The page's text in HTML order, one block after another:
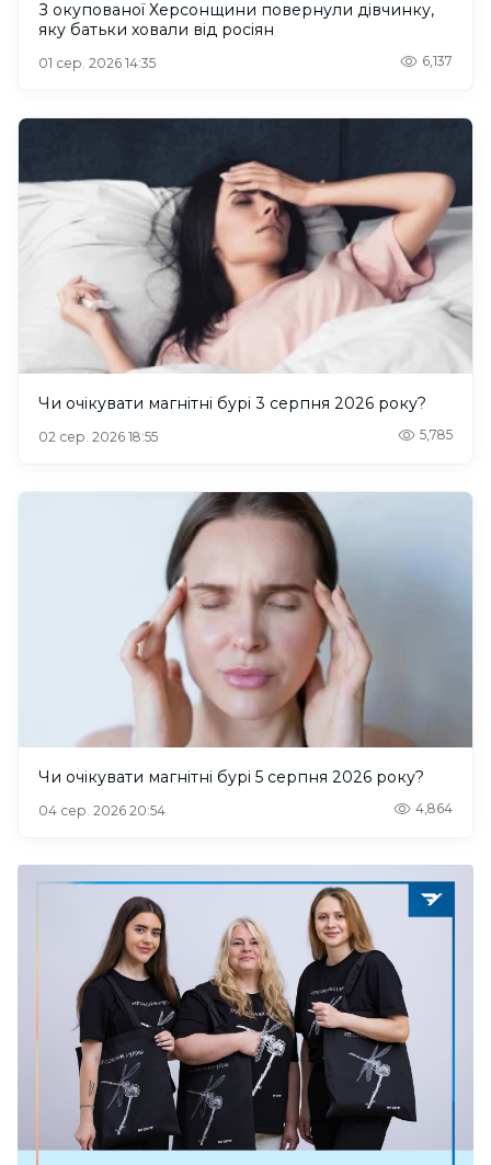
З окупованої Херсонщини повернули дівчинку,
яку батьки ховали від росіян
01 сер. 2026 14:35 6,137
Чи очікувати магнітні бурі 3 серпня 2026 року?
02 сер. 2026 18:55 5,785
Чи очікувати магнітні бурі 5 серпня 2026 року?
04 сер. 2026 20:54 4,864